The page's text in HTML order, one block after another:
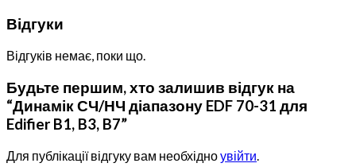
Відгуки
Відгуків немає, поки що.
Будьте першим, хто залишив відгук на
“Динамік СЧ/НЧ діапазону EDF 70-31 для
Edifier B1, B3, B7”
Для публікації відгуку вам необхідноувійти